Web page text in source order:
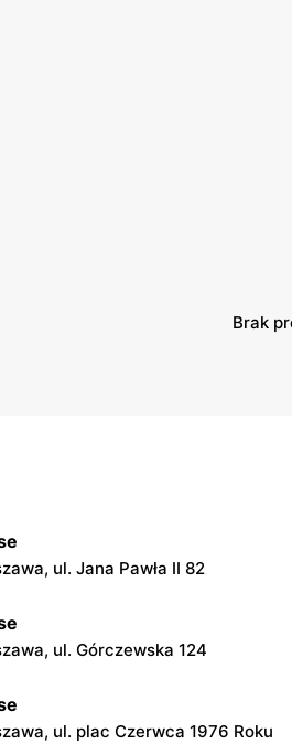
Brak
ul. Jana Pawła II 82
ul. Górczewska 124
ul. plac Czerwca 1976 Roku